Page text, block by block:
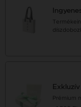
Prémium